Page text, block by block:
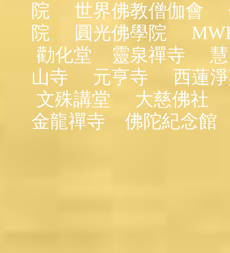
院
世界佛教僧伽會
院
圓光佛學院
勸化堂
靈泉禪寺
山寺
元亨寺
西蓮
文殊講堂
大慈佛社
金龍禪寺
佛陀紀念館